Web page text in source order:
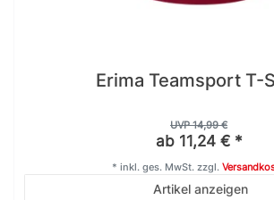
Erima Teamsport T-
UVP 14,99 €
ab 11,24 € *
Artikel anzeigen
* inkl. ges. MwSt.zzgl.